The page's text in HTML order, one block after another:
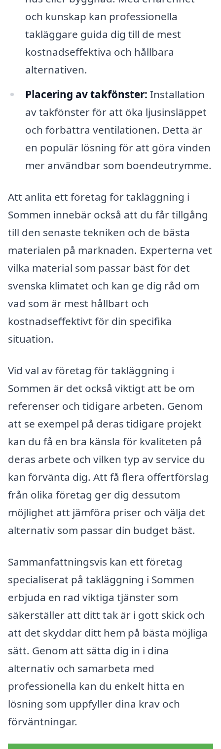
och kunskap kan professionella
takläggare guida dig till de mest
kostnadseffektiva och hållbara
alternativen.
Placering av takfönster: Installation
av takfönster för att öka ljusinsläppet
och förbättra ventilationen. Detta är
en populär lösning för att göra vinden
mer användbar som boendeutrymme.
Att anlita ett företag för takläggning i
Sommen innebär också att du får tillgång
till den senaste tekniken och de bästa
materialen på marknaden. Experterna vet
vilka material som passar bäst för det
svenska klimatet och kan ge dig råd om
vad som är mest hållbart och
kostnadseffektivt för din specifika
situation.
Vid val av företag för takläggning i
Sommen är det också viktigt att be om
referenser och tidigare arbeten. Genom
att se exempel på deras tidigare projekt
kan du få en bra känsla för kvaliteten på
deras arbete och vilken typ av service du
kan förvänta dig. Att få flera offertförslag
från olika företag ger dig dessutom
möjlighet att jämföra priser och välja det
alternativ som passar din budget bäst.
Sammanfattningsvis kan ett företag
specialiserat på takläggning i Sommen
erbjuda en rad viktiga tjänster som
säkerställer att ditt tak är i gott skick och
att det skyddar ditt hem på bästa möjliga
sätt. Genom att sätta dig in i dina
alternativ och samarbeta med
professionella kan du enkelt hitta en
lösning som uppfyller dina krav och
förväntningar.